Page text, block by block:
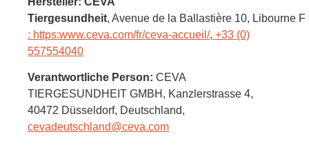
Tiergesundheit, Avenue de la Ballastière 10, Libourne
: https:www.ceva.com/fr/ceva-accueil/, +33 (0)
557554040
Verantwortliche Person: CEVA
TIERGESUNDHEIT GMBH, Kanzlerstrasse 4,
40472 Düsseldorf, Deutschland,
cevadeutschland@ceva.com